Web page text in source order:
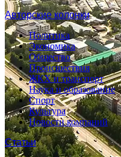
Авторские колонки
Политика
Экономика
Общество
Происшествия
ЖКХ и транспорт
Наука и образование
Спорт
Культура
Новости компаний
Статьи